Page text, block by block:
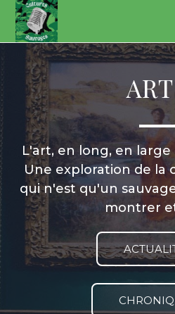
L'art, en long, en
Une exploration de la
qui n'est qu'un
montrer